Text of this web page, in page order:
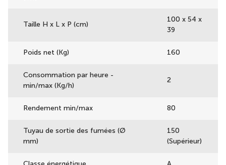
Taille H x L x P (cm)
100 x 54 x
39
Poids net (Kg) 160
Consommation par heure -
min/max (Kg/h)
2
Rendement min/max 80
Tuyau de sortie des fumées (Ø
mm)
150
(Supérieur)